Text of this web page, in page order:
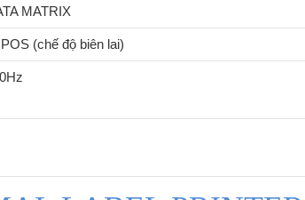
MATRIX
(chế độ biên lai)